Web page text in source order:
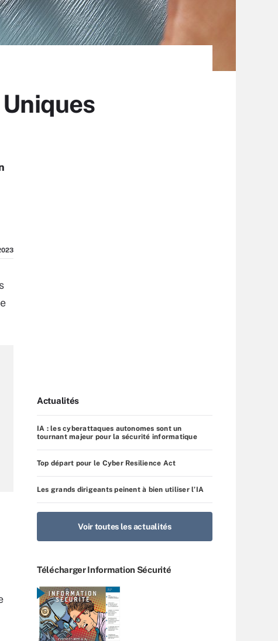
Actualités
IA : les cyberattaques autonomes sont un
tournant majeur pour la sécurité informatique
Top départ pour le Cyber Resilience Act
Les grands dirigeants peinent à bien utiliser l’IA
Voir toutes les actualités
Télécharger Information Sécurité